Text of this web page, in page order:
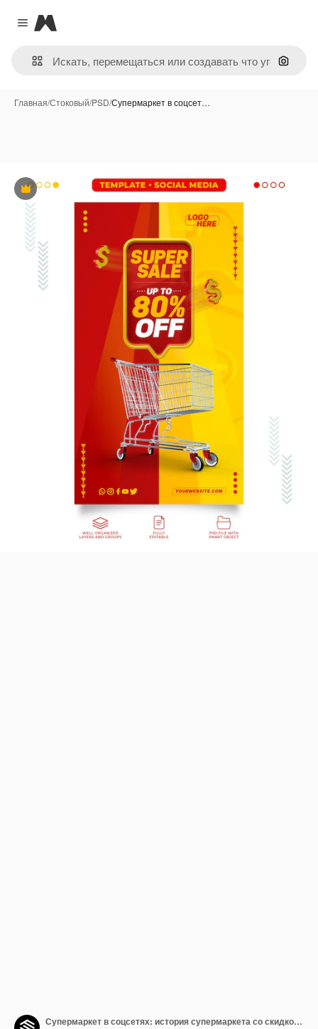
Close menu
Magnific
Поиск
Главная/Стоковый/PSD/Супермаркет в соцсет…
Премиум
Супермаркет в соцсетях: история супермаркета со скидкой до 80%